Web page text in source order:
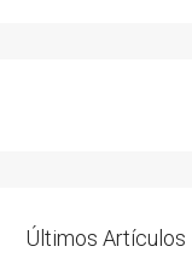
Últimos Artículos